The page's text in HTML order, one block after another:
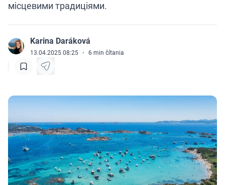
місцевими традиціями.
J
Karina Daráková
13.04.2025 08:25 · 6 min čítania